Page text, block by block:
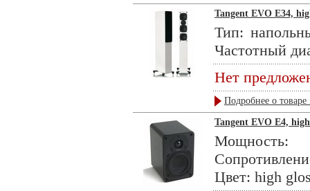
Tangent EVO E34,
Тип:
Частотный
Нет
Подробнее о товаре
Tangent EVO E4,
Мощность:
Цвет: high